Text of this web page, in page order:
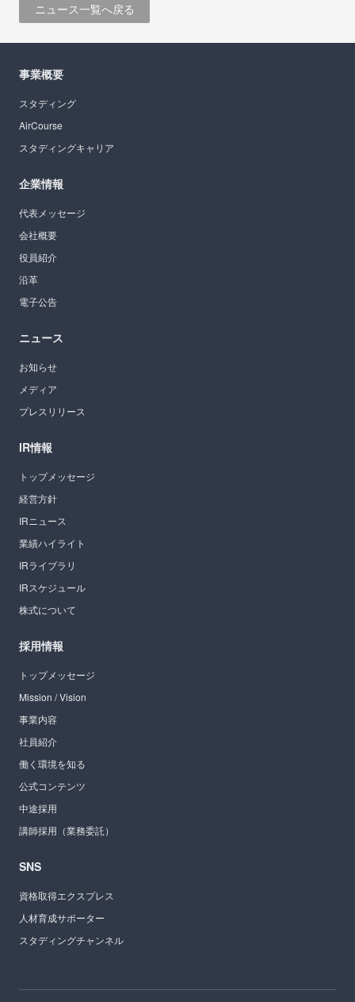
ニュース一覧へ戻る
事業概要
スタディング
AirCourse
スタディングキャリア
企業情報
代表メッセージ
会社概要
役員紹介
沿革
電子公告
ニュース
お知らせ
メディア
プレスリリース
IR情報
トップメッセージ
経営方針
IRニュース
業績ハイライト
IRライブラリ
IRスケジュール
株式について
採用情報
トップメッセージ
Mission / Vision
事業内容
社員紹介
働く環境を知る
公式コンテンツ
中途採用
講師採用（業務委託）
SNS
資格取得エクスプレス
人材育成サポーター
スタディングチャンネル